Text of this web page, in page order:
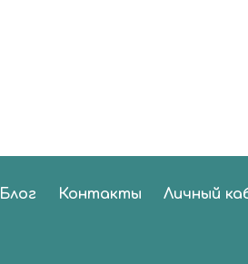
Блог Контакты Личный